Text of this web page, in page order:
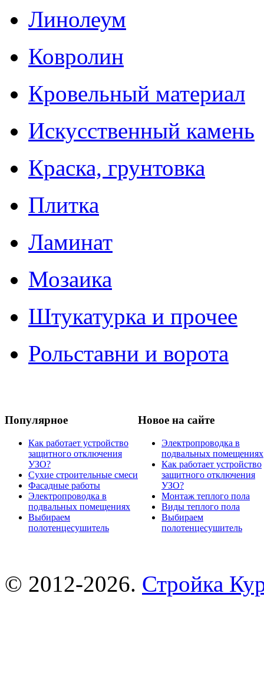
Линолеум
Ковролин
Кровельный материал
Искусственный камень
Краска, грунтовка
Плитка
Ламинат
Мозаика
Штукатурка и прочее
Рольставни и ворота
Популярное
Как работает устройство
защитного отключения
УЗО?
Сухие строительные смеси
Фасадные работы
Электропроводка в
подвальных помещениях
Выбираем
полотенцесушитель
Новое на сайте
Электропроводка в
подвальных помещениях
Как работает устройство
защитного отключения
УЗО?
Монтаж теплого пола
Виды теплого пола
Выбираем
полотенцесушитель
© 2012-2026. Стройка